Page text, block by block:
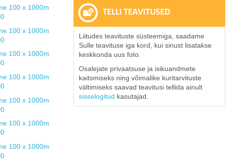
TELLI TEAVITUSED
Liitudes teavituste süsteemiga, saadame
Sulle teavituse iga kord, kui sinust lisatakse
keskkonda uus foto.
Osalejate privaatsuse ja isikuandmete
kaitsmiseks ning võimalike kuritarvituste
vältimiseks saavad teavitusi tellida ainult
sisselogitud kasutajad.